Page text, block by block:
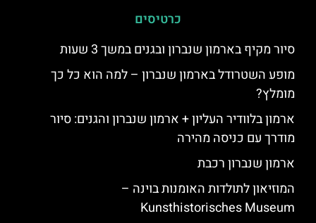
כרטיסים
סיור מקיף בארמון שנברון ובגנים במשך 3 שעות
מופע השטרודל בארמון שנברון – למה הוא כל כך
מומלץ?
ארמון בלוודיר העליון + ארמון שנברון והגנים: סיור
מודרך עם כניסה מהירה
ארמון שנברון רכבת
המוזיאון לתולדות האומנות בוינה –
Kunsthistorisches Museum